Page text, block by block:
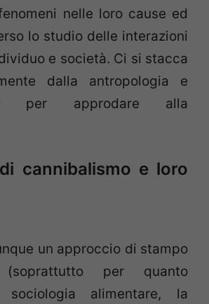
nelle loro cause ed
lo studio delle interazioni
e società. Ci si stacca
dalla antropologia e
per approdare alla
cannibalismo e loro
un approccio di stampo
(soprattutto per quanto
alimentare, la